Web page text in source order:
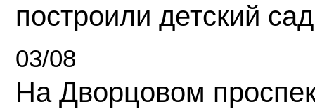
построили детский сад
03/08
На Дворцовом